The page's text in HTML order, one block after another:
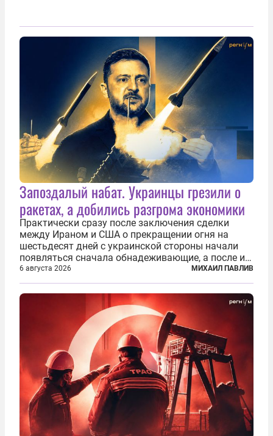
Запоздалый набат. Украинцы грезили о
ракетах, а добились разгрома экономики
Практически сразу после заключения сделки
между Ираном и США о прекращении огня на
шестьдесят дней с украинской стороны начали
появляться сначала обнадеживающие, а после и
вовсе бравурные заявления про некий «перелом»
в войне. Вероятно, в сознании первых лиц
киевского режима и стоящих за ними...
6 августа 2026 МИХАИЛ ПАВЛИВ